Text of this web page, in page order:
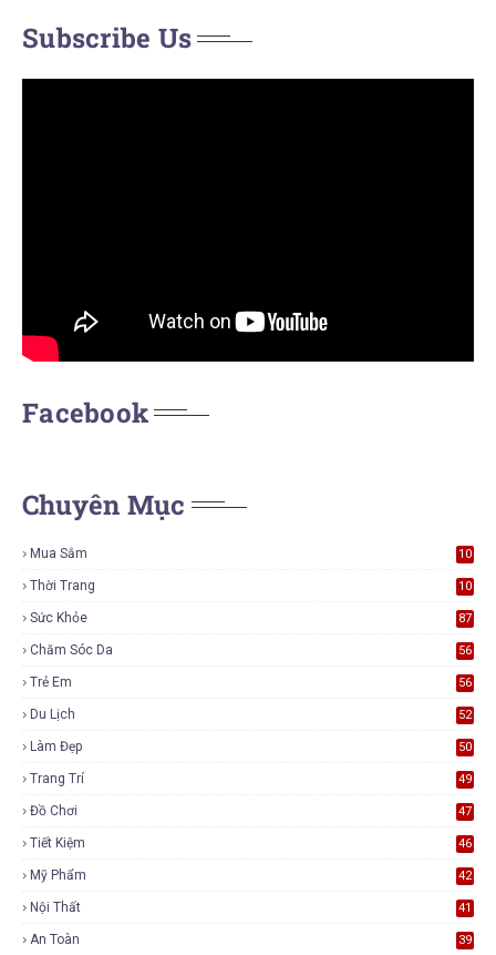
Subscribe Us
Facebook
Chuyên Mục
Mua Sắm
10
Thời Trang
10
Sức Khỏe 87
Chăm Sóc Da 56
Trẻ Em 56
Du Lịch 52
Làm Đẹp 50
Trang Trí 49
Đồ Chơi 47
Tiết Kiệm 46
Mỹ Phẩm 42
Nội Thất 41
An Toàn 39